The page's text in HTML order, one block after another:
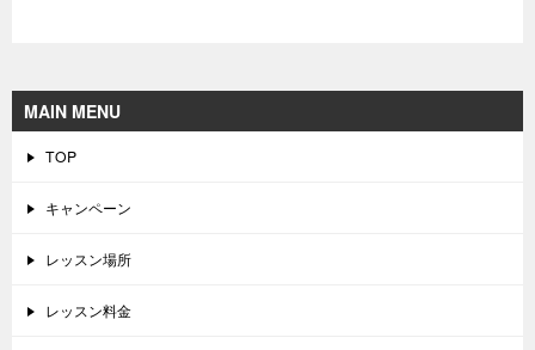
MAIN MENU
TOP
キャンペーン
レッスン場所
レッスン料金